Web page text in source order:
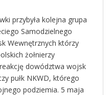
przybyła kolejna grupa
Samodzielnego
Wewnętrznych którzy
żołnierzy
dowództwa wojsk
pułk NKWD, którego
podziemia. 5 maja